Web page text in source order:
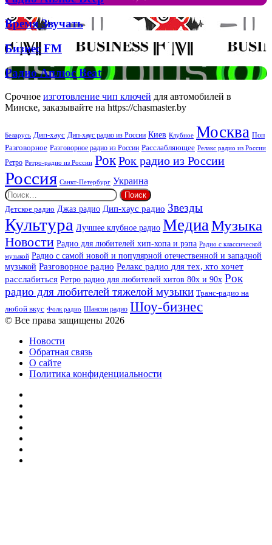
та
Брітні
Спірс
Аплюс
Deep
Время
Звучать
Время Звучать
Бизнес
Бизнес FM
Радио
Аплюс
Beat
Радио Аплюс Beat
Срочное изготовление чип ключей для автомобилей в
Минске, заказывайте на https://chasmaster.by
Беларусь Дип-хаус Дип-хаус радио из России Киев Клубное Москва Поп
Разговорное Разговорное радио из России Расслабляющее Релакс радио из России
Ретро Ретро-радио из России РокРок радио из России
Россия Санкт-Петербург Украина
Найти:
Детское радио Джаз радио Дип-хаус радио Звезды
Культура Лучшее клубное радио МедиаМузыка
Новости Радио для любителей хип-хопа и рэпа Радио с классической
музыкой Радио с самой новой и популярной отечественной и западной
музыкой Разговорное радио Релакс радио для тех, кто хочет
расслабиться Ретро радио для любителей хитов 80х и 90х Рок
радио для любителей тяжелой музыки Транс-радио на
любой вкус Фолк радио Шансон радио Шоу-бизнес
© Все права защищены 2026
Новости
Обратная связь
О сайте
Политика конфиденциальности